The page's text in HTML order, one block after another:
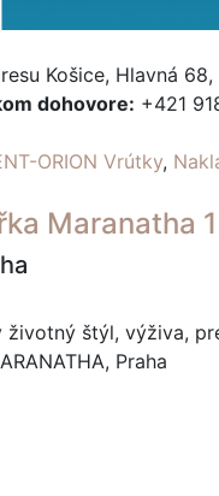
Košice, Hlavná
dohovore: +421
ORION Vrútky,
Maranatha 1
životný štýl, výživa,
Praha